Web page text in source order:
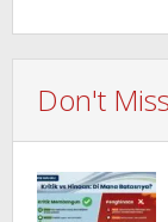
Don't Miss